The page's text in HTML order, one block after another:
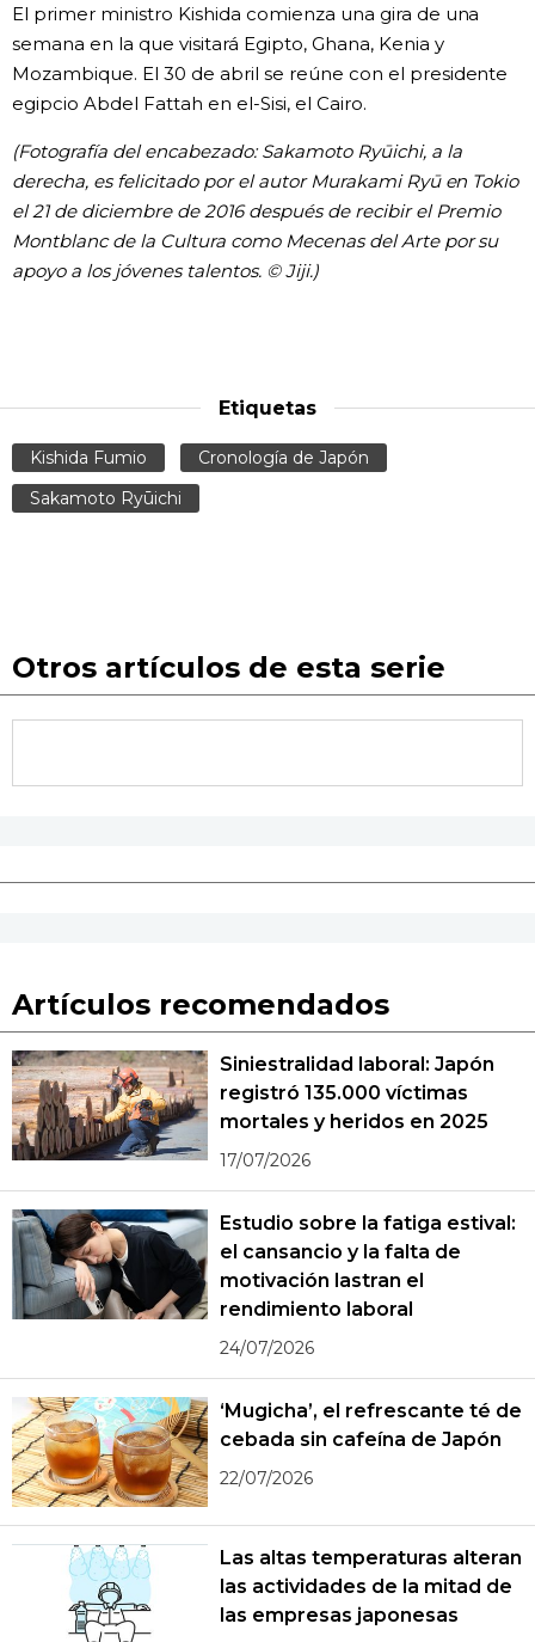
El primer ministro Kishida comienza una gira de una
semana en la que visitará Egipto, Ghana, Kenia y
Mozambique. El 30 de abril se reúne con el presidente
egipcio Abdel Fattah en el-Sisi, el Cairo.
(Fotografía del encabezado: Sakamoto Ryūichi, a la
derecha, es felicitado por el autor Murakami Ryū en Tokio
el 21 de diciembre de 2016 después de recibir el Premio
Montblanc de la Cultura como Mecenas del Arte por su
apoyo a los jóvenes talentos. © Jiji.)
Etiquetas
Kishida Fumio
Cronología de Japón
Sakamoto Ryūichi
Otros artículos de esta serie
Artículos recomendados
Siniestralidad laboral: Japón
registró 135.000 víctimas
mortales y heridos en 2025
17/07/2026
Estudio sobre la fatiga estival:
el cansancio y la falta de
motivación lastran el
rendimiento laboral
24/07/2026
‘Mugicha’, el refrescante té de
cebada sin cafeína de Japón
22/07/2026
Las altas temperaturas alteran
las actividades de la mitad de
las empresas japonesas